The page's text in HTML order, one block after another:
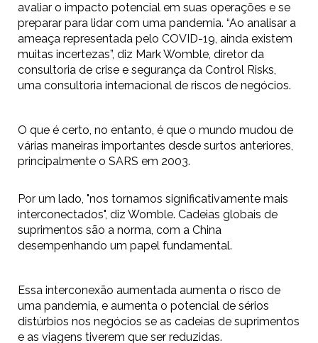
avaliar o impacto potencial em suas operações e se
preparar para lidar com uma pandemia. “Ao analisar a
ameaça representada pelo COVID-19, ainda existem
muitas incertezas”, diz Mark Womble, diretor da
consultoria de crise e segurança da Control Risks,
uma consultoria internacional de riscos de negócios.
O que é certo, no entanto, é que o mundo mudou de
várias maneiras importantes desde surtos anteriores,
principalmente o SARS em 2003.
Por um lado, "nos tornamos significativamente mais
interconectados", diz Womble. Cadeias globais de
suprimentos são a norma, com a China
desempenhando um papel fundamental.
Essa interconexão aumentada aumenta o risco de
uma pandemia, e aumenta o potencial de sérios
distúrbios nos negócios se as cadeias de suprimentos
e as viagens tiverem que ser reduzidas.